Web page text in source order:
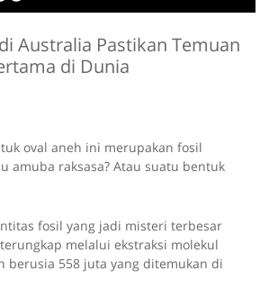
Australia Pastikan Temuan
di Dunia
oval aneh ini merupakan fosil
amuba raksasa? Atau suatu bentuk
fosil yang jadi misteri terbesar
melalui ekstraksi molekul
berusia 558 juta yang ditemukan di